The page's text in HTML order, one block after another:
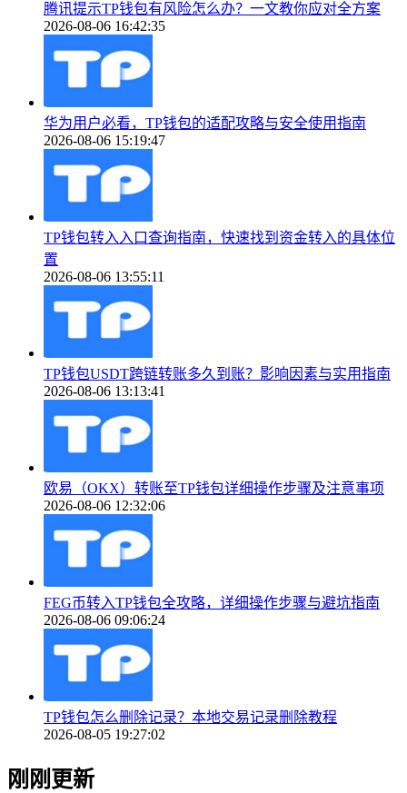
腾讯提示TP钱包有风险怎么办？一文教你应对全方案
2026-08-06 16:42:35
华为用户必看，TP钱包的适配攻略与安全使用指南
2026-08-06 15:19:47
TP钱包转入入口查询指南，快速找到资金转入的具体位
置
2026-08-06 13:55:11
TP钱包USDT跨链转账多久到账？影响因素与实用指南
2026-08-06 13:13:41
欧易（OKX）转账至TP钱包详细操作步骤及注意事项
2026-08-06 12:32:06
FEG币转入TP钱包全攻略，详细操作步骤与避坑指南
2026-08-06 09:06:24
TP钱包怎么删除记录？本地交易记录删除教程
2026-08-05 19:27:02
刚刚更新